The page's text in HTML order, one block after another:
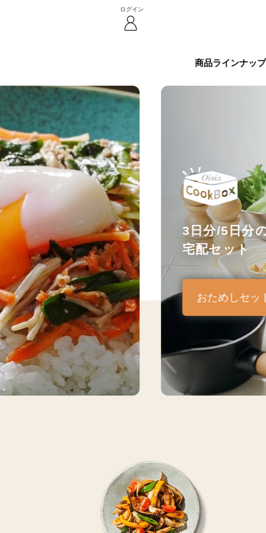
ログイン
商品ラインナップ
3日分/5日分
宅配セット
おためしセッ